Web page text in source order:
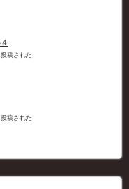
稿された
稿された